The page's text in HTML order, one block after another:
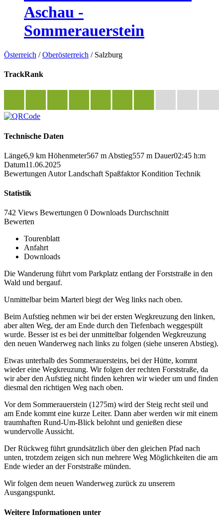
Aschau -
Sommerauerstein
Österreich /Oberösterreich / Salzburg
TrackRank
Technische Daten
Länge6,9 km Höhenmeter567 m Abstieg557 m Dauer02:45 h:m
Datum11.06.2025
Bewertungen Autor Landschaft Spaßfaktor Kondition Technik
Statistik
742 Views Bewertungen 0 Downloads Durchschnitt
Bewerten
Tourenblatt
Anfahrt
Downloads
Die Wanderung führt vom Parkplatz entlang der Forststraße in den
Wald und bergauf.
Unmittelbar beim Marterl biegt der Weg links nach oben.
Beim Aufstieg nehmen wir bei der ersten Wegkreuzung den linken,
aber alten Weg, der am Ende durch den Tiefenbach weggespült
wurde. Besser ist es bei der unmittelbar folgenden Wegkreuzung
den neuen Wanderweg nach links zu folgen (siehe unseren Abstieg).
Etwas unterhalb des Sommerauersteins, bei der Hütte, kommt
wieder eine Wegkreuzung. Wir folgen der rechten Forststraße, da
wir aber den Aufstieg nicht finden kehren wir wieder um und finden
diesmal den richtigen Weg nach oben.
Vor dem Sommerauerstein (1275m) wird der Steig recht steil und
am Ende kommt eine kurze Leiter. Dann aber werden wir mit einem
traumhaften Rund-Um-Blick belohnt und genießen diese
wundervolle Aussicht.
Der Rückweg führt grundsätzlich über den gleichen Pfad nach
unten, trotzdem zeigen sich nun mehrere Weg Möglichkeiten die am
Ende wieder an der Forststraße münden.
Wir folgen dem neuen Wanderweg zurück zu unserem
Ausgangspunkt.
Weitere Informationen unter